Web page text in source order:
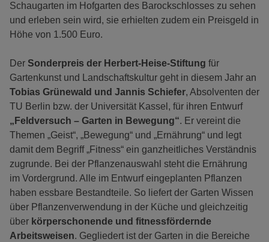
Schaugarten im Hofgarten des Barockschlosses zu sehen
und erleben sein wird, sie erhielten zudem ein Preisgeld in
Höhe von 1.500 Euro.
Der Sonderpreis der Herbert-Heise-Stiftung für
Gartenkunst und Landschaftskultur geht in diesem Jahr an
Tobias Grünewald und Jannis Schiefer, Absolventen der
TU Berlin bzw. der Universität Kassel, für ihren Entwurf
„Feldversuch – Garten in Bewegung“. Er vereint die
Themen „Geist“, „Bewegung“ und „Ernährung“ und legt
damit dem Begriff „Fitness“ ein ganzheitliches Verständnis
zugrunde. Bei der Pflanzenauswahl steht die Ernährung
im Vordergrund. Alle im Entwurf eingeplanten Pflanzen
haben essbare Bestandteile. So liefert der Garten Wissen
über Pflanzenverwendung in der Küche und gleichzeitig
über körperschonende und fitnessfördernde
Arbeitsweisen. Gegliedert ist der Garten in die Bereiche